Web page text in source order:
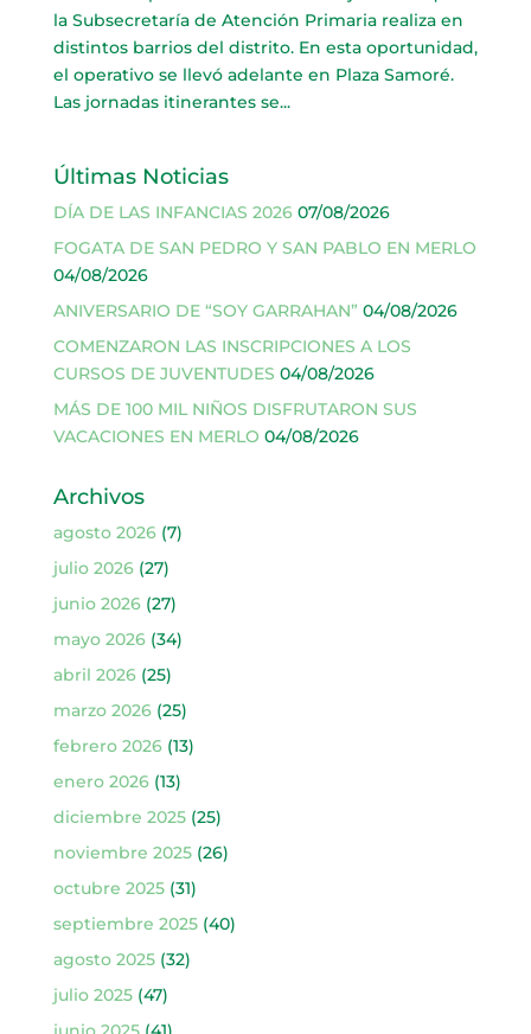
la Subsecretaría de Atención Primaria realiza en
distintos barrios del distrito. En esta oportunidad,
el operativo se llevó adelante en Plaza Samoré.
Las jornadas itinerantes se...
Últimas Noticias
DÍA DE LAS INFANCIAS 2026 07/08/2026
FOGATA DE SAN PEDRO Y SAN PABLO EN MERLO
04/08/2026
ANIVERSARIO DE “SOY GARRAHAN” 04/08/2026
COMENZARON LAS INSCRIPCIONES A LOS
CURSOS DE JUVENTUDES 04/08/2026
MÁS DE 100 MIL NIÑOS DISFRUTARON SUS
VACACIONES EN MERLO 04/08/2026
Archivos
agosto 2026(7)
julio 2026(27)
junio 2026(27)
mayo 2026(34)
abril 2026(25)
marzo 2026(25)
febrero 2026(13)
enero 2026(13)
diciembre 2025(25)
noviembre 2025(26)
octubre 2025(31)
septiembre 2025(40)
agosto 2025(32)
julio 2025(47)